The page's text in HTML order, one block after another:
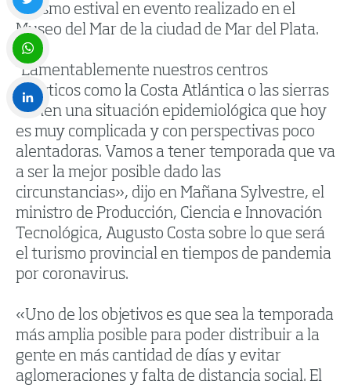
turismo estival en evento realizado en el
Museo del Mar de la ciudad de Mar del Plata.
“Lamentablemente nuestros centros
turísticos como la Costa Atlántica o las sierras
tienen una situación epidemiológica que hoy
es muy complicada y con perspectivas poco
alentadoras. Vamos a tener temporada que va
a ser la mejor posible dado las
circunstancias», dijo en Mañana Sylvestre, el
ministro de Producción, Ciencia e Innovación
Tecnológica, Augusto Costa sobre lo que será
el turismo provincial en tiempos de pandemia
por coronavirus.
«Uno de los objetivos es que sea la temporada
más amplia posible para poder distribuir a la
gente en más cantidad de días y evitar
aglomeraciones y falta de distancia social. El
Twitter
WhatsApp
LinkedIn